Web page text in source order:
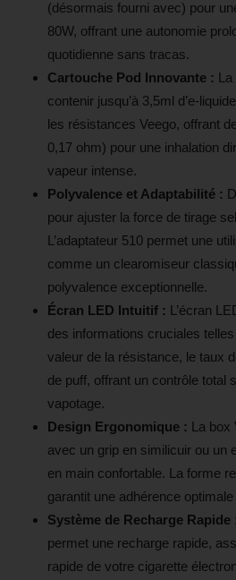
(désormais fourni avec) pour
80W, offrant une autonomie
quotidienne sans tracas.
Cartouche Pod Innovante : La
contenir jusqu’à 3,5ml d’e-
les résistances Veego, offrant
0,17 ohm) pour une inhalation
vapeur intense.
Polyvalence et Adaptabilité :
pour ajuster la force de tirage
L’adaptateur 510 permet une
comme un clearomiseur
polyvalence exceptionnelle.
Écran LED Intuitif : L’écran
des informations cruciales
valeur de la résistance, le taux
de puff, offrant un contrôle total
vapotage.
Design Ergonomique : La box
avec un grip en similicuir ou un
en main confortable. La forme
garantit une adhérence
Système de Recharge Rapide
permet une recharge rapide,
rapide de votre cigarette